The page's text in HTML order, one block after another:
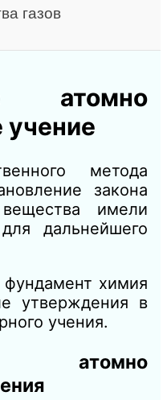
газов
атомно
учение
метода
закона
имели
дальнейшего
химия
утверждения в
учения.
атомно